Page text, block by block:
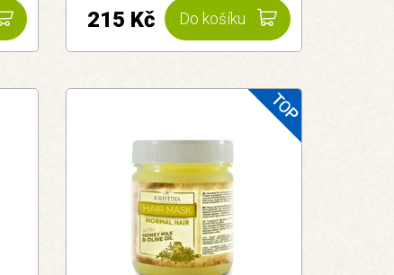
Do košíku
215 Kč